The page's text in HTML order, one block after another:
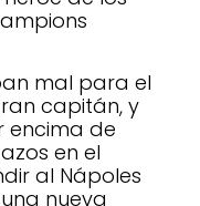
mal para el
capitán, y
encima de
en el
al Nápoles
nueva